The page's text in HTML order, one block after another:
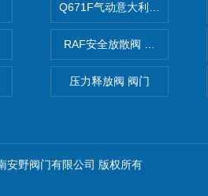
Q671F气动意大利式薄型球阀
RAF安全放散阀 阀生产
压力释放阀 阀门
安野阀门有限公司 版权所有